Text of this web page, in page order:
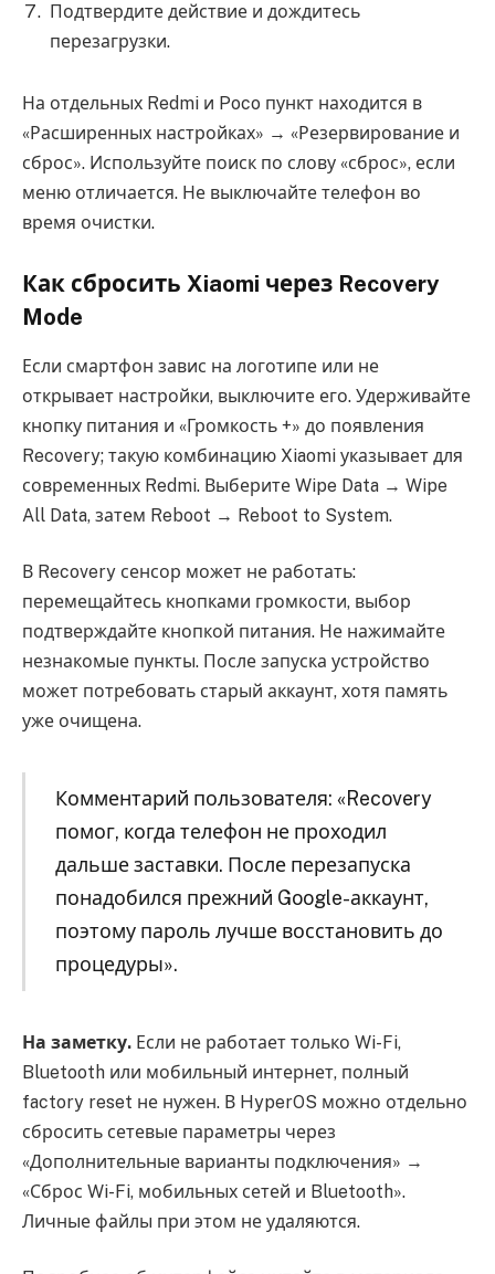
Подтвердите действие и дождитесь
перезагрузки.
На отдельных Redmi и Poco пункт находится в
«Расширенных настройках» → «Резервирование и
сброс». Используйте поиск по слову «сброс», если
меню отличается. Не выключайте телефон во
время очистки.
Как сбросить Xiaomi через Recovery
Mode
Если смартфон завис на логотипе или не
открывает настройки, выключите его. Удерживайте
кнопку питания и «Громкость +» до появления
Recovery; такую комбинацию Xiaomi указывает для
современных Redmi. Выберите Wipe Data → Wipe
All Data, затем Reboot → Reboot to System.
В Recovery сенсор может не работать:
перемещайтесь кнопками громкости, выбор
подтверждайте кнопкой питания. Не нажимайте
незнакомые пункты. После запуска устройство
может потребовать старый аккаунт, хотя память
уже очищена.
Комментарий пользователя: «Recovery
помог, когда телефон не проходил
дальше заставки. После перезапуска
понадобился прежний Google-аккаунт,
поэтому пароль лучше восстановить до
процедуры».
На заметку. Если не работает только Wi-Fi,
Bluetooth или мобильный интернет, полный
factory reset не нужен. В HyperOS можно отдельно
сбросить сетевые параметры через
«Дополнительные варианты подключения» →
«Сброс Wi-Fi, мобильных сетей и Bluetooth».
Личные файлы при этом не удаляются.